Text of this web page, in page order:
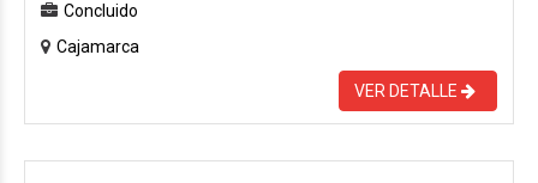
Concluido
Cajamarca
VER DETALLE